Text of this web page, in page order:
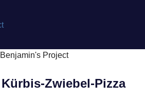
Project
Kürbis-Zwiebel-Pizza